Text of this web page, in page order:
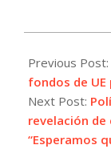
12-
15
Previous Post:
fondos de UE
Next Post:
revelación de
“Esperamos